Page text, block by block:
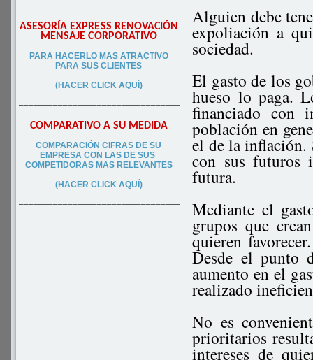
–––––––––––––––––––––––––––––––––
ASESORÍA EXPRESS RENOVACIÓN
MENSAJE CORPORATIVO
PARA HACERLO MAS ATRACTIVO
PARA SUS CLIENTES
(HACER CLICK AQUÍ)
–––––––––––––––––––––––––––––––––
COMPARATIVO A SU MEDIDA
COMPARACIÓN CIFRAS DE SU
EMPRESA CON LAS DE SUS
COMPETIDORAS MAS RELEVANTES
(HACER CLICK AQUÍ)
–––––––––––––––––––––––––––––––––
Alguien debe
expoliación a
sociedad.
El gasto de los
hueso lo paga.
financiado con
población en
el de la inflación.
con sus futuros
futura.
Mediante el
grupos que
quieren
Desde el punto
aumento en el
realizado
No es
prioritarios
intereses de